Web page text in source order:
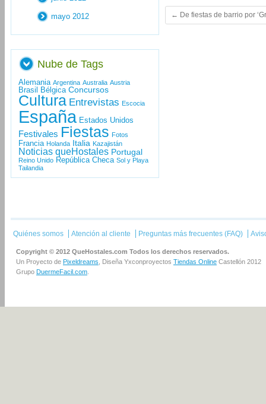
← De fiestas de barrio por
mayo 2012
Nube de Tags
Alemania Argentina Australia Austria
Brasil Bélgica Concursos
Cultura Entrevistas Escocia
España Estados Unidos
Festivales Fiestas Fotos
Francia Holanda Italia Kazajistán
Noticias queHostales Portugal
Reino Unido República Checa Sol y Playa
Tailandia
Quiénes somos Atención al cliente Preguntas más frecuentes (FAQ)
Copyright © 2012 QueHostales.com Todos los derechos reservados.
Un Proyecto de Pixeldreams , Diseña Yxconproyectos Tiendas Online Castellón 2012
Grupo DuermeFacil.com